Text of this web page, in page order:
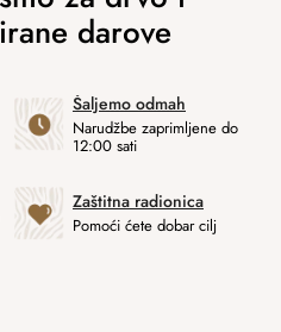
Šaljemo odmah
Narudžbe zaprimljene do
12:00 sati
Zaštitna radionica
Pomoći ćete dobar cilj